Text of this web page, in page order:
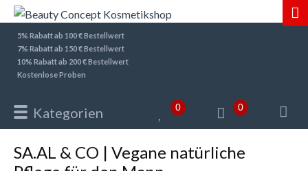
5% Rabatt ab 100 € Bestellwert
7% Rabatt ab 150 € Bestellwert
10% Rabatt ab 200 € Bestellwert
Kostenlose Proben
Kategorien 0
0
SA.AL & CO | Vegane natürliche